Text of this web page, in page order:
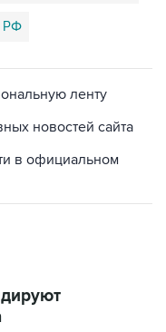
РФ
ленту
новостей сайта
в официальном